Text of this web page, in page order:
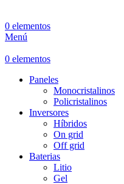
0 elementos
Menú
0 elementos
Paneles
Monocristalinos
Policristalinos
Inversores
Híbridos
On grid
Off grid
Baterias
Litio
Gel